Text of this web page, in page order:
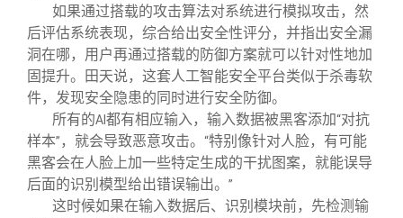
如果通过搭载的攻击算法对系统进行模拟攻击，然
后评估系统表现，综合给出安全性评分，并指出安全漏
洞在哪，用户再通过搭载的防御方案就可以针对性地加
固提升。田天说，这套人工智能安全平台类似于杀毒软
件，发现安全隐患的同时进行安全防御。
所有的AI都有相应输入，输入数据被黑客添加“对抗
样本” ，就会导致恶意攻击。 “特别像针对人脸，有可能
黑客会在人脸上加一些特定生成的干扰图案，就能误导
后面的识别模型给出错误输出。 ”
这时候如果在输入数据后、识别模块前，先检测输